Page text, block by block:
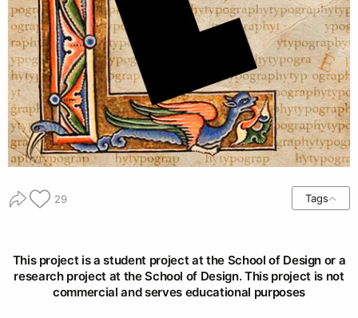
29 Tags
This project is a student project at the School of Design or a
research project at the School of Design. This project is not
commercial and serves educational purposes